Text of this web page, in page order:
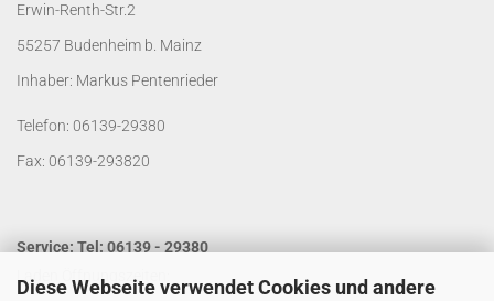
Diese Webseite verwendet Cookies und andere
Erwin-Renth-Str.2
55257 Budenheim b. Mainz
Inhaber: Markus Pentenrieder
Telefon: 06139-29380
Fax: 06139-293820
Service: Tel: 06139 - 29380
Laden Öffnungszeiten: